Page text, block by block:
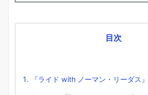
目次
『ライド with ノーマン・リーダス